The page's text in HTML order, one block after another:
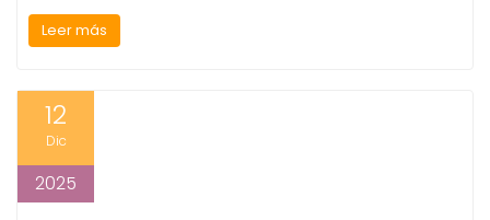
Leer más
12
Dic
2025